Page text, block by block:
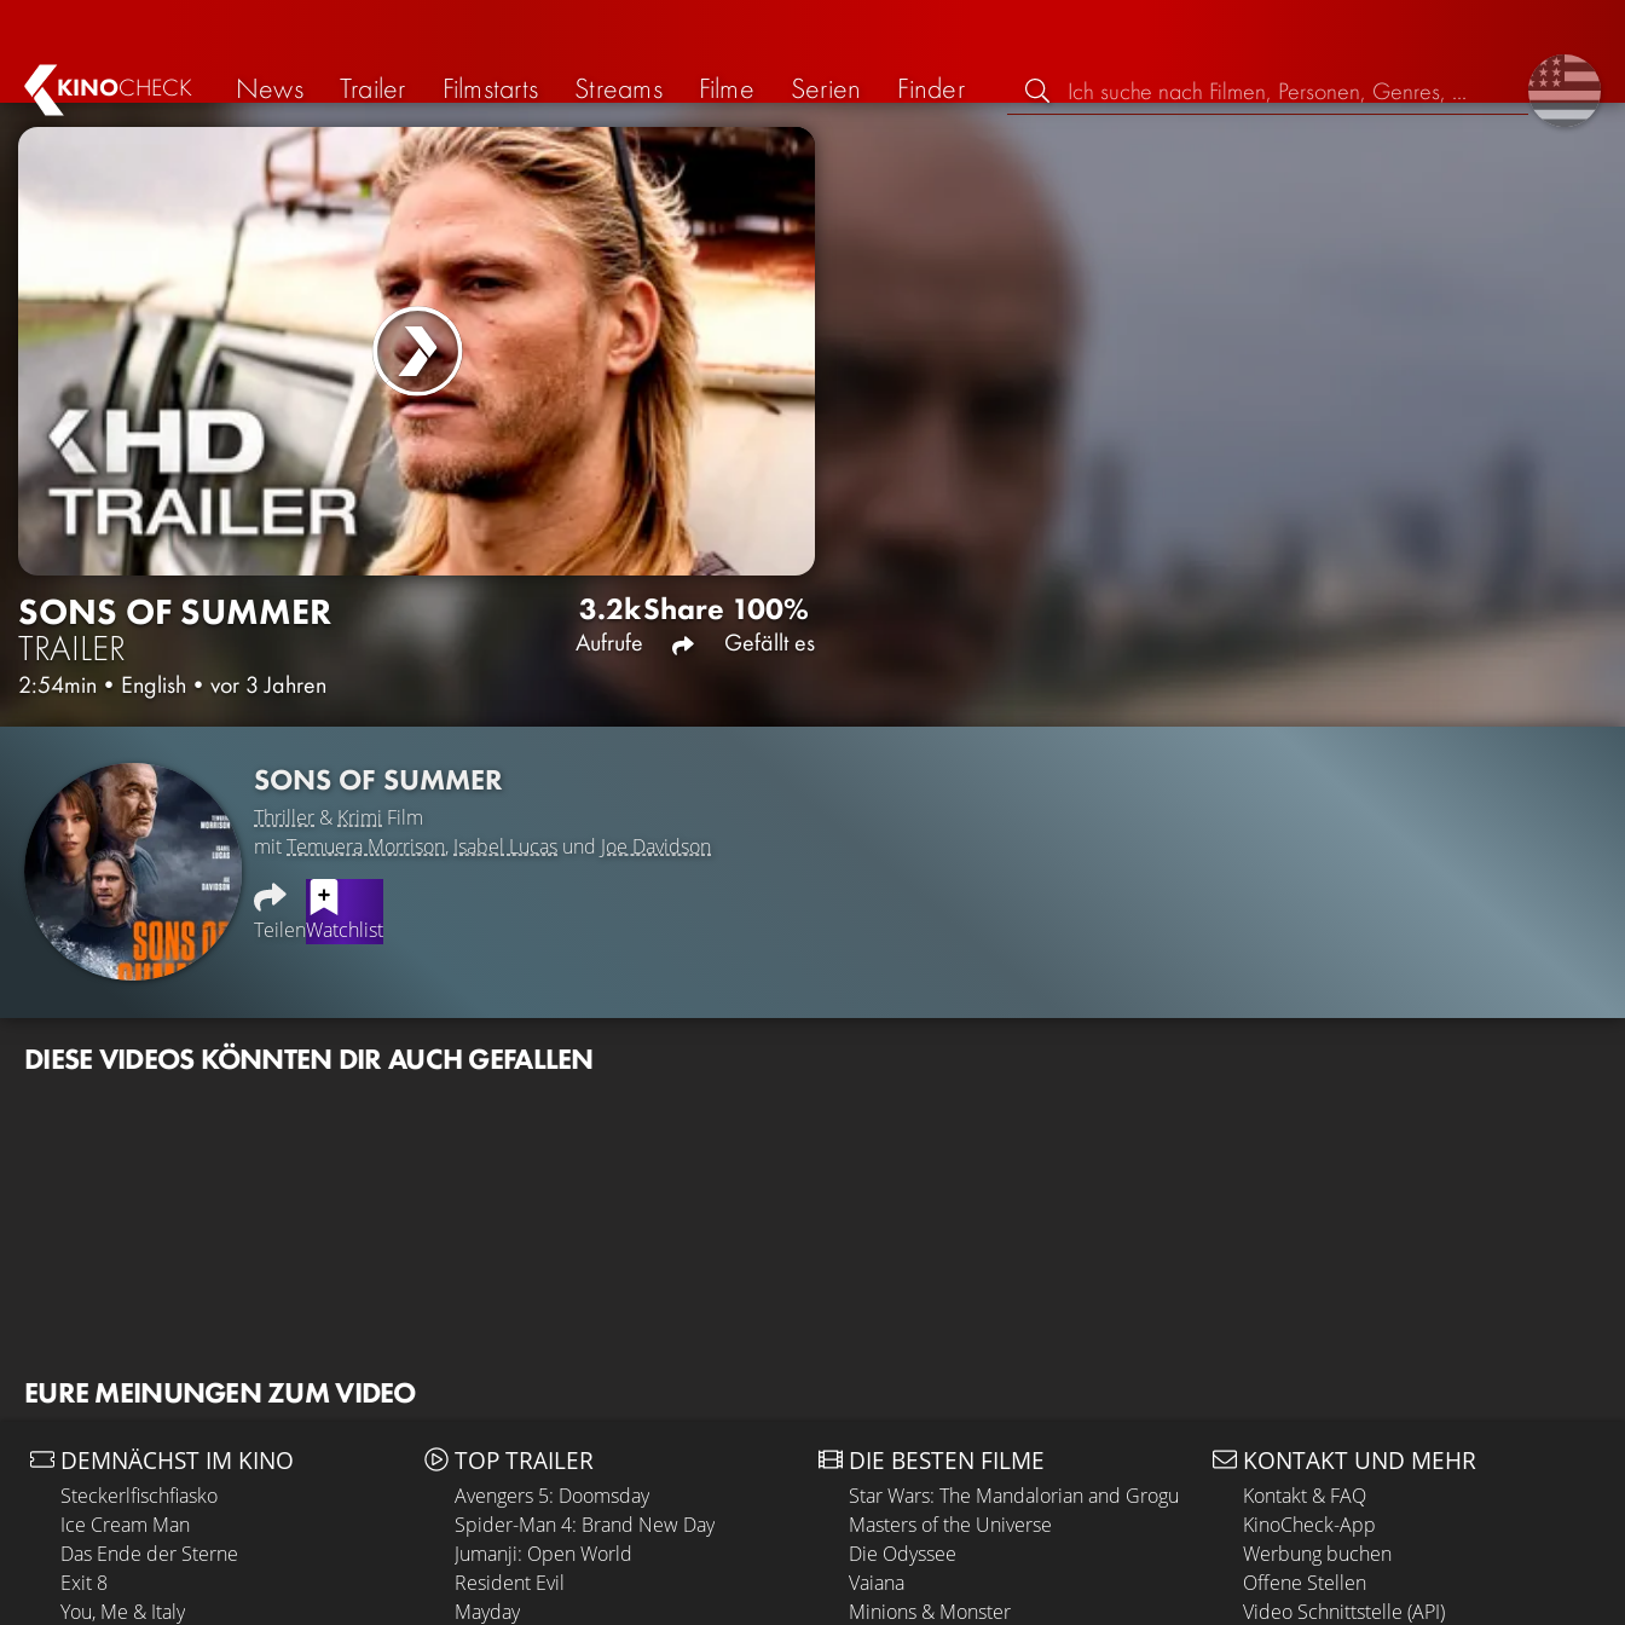
KINOCHECK News Trailer Filmstarts Streams Filme Serien Finder
SONS OF SUMMER
TRAILER
2:54min • English • vor 3 Jahren
3.2k
Aufrufe
Share 100%
Gefällt es
SONS OF SUMMER
Thriller & Krimi Film
mitTemuera Morrison, Isabel Lucas und Joe Davidson
TeilenWatchlist
DIESE VIDEOS KÖNNTEN DIR AUCH GEFALLEN
EURE MEINUNGEN ZUM VIDEO
DEMNÄCHST IM KINO
Steckerlfischfiasko
Ice Cream Man
Das Ende der Sterne
Exit 8
You, Me & Italy
TOP TRAILER
Avengers 5: Doomsday
Spider-Man 4: Brand New Day
Jumanji: Open World
Resident Evil
Mayday
DIE BESTEN FILME
Star Wars: The Mandalorian and Grogu
Masters of the Universe
Die Odyssee
Vaiana
Minions & Monster
KONTAKT UND MEHR
Kontakt & FAQ
KinoCheck-App
Werbung buchen
Offene Stellen
Video Schnittstelle (API)